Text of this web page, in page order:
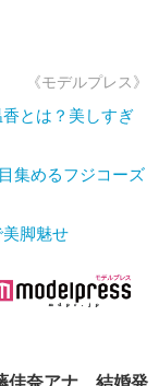
《モデルプレス》
とは？美しすぎ
集めるフジコーズ
脚魅せ